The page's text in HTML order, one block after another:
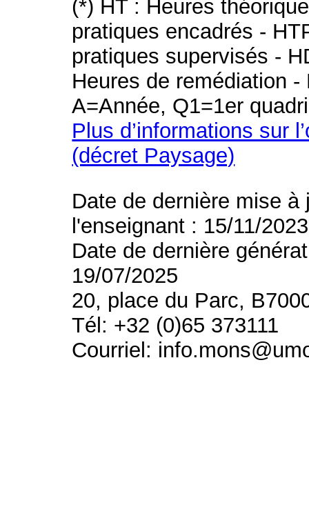
(*) HT : Heures
pratiques encadrés -
pratiques supervisés -
Heures de remédiation
A=Année, Q1=1er
Plus d’informations sur
(décret Paysage)
Date de dernière mise
l'enseignant : 15/11/2023
Date de dernière
19/07/2025
20, place du Parc,
Tél: +32 (0)65 373111
Courriel: